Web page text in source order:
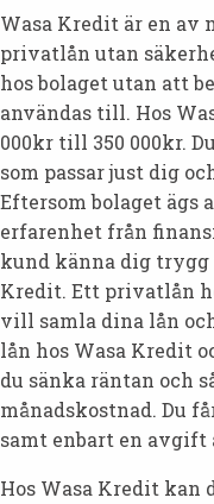
Wasa Kredit är en av
privatlån utan
hos bolaget utan att
användas till. Hos
000kr till 350 000kr.
som passar just dig
Eftersom bolaget ägs
erfarenhet från
kund känna dig trygg
Kredit. Ett privatlån
vill samla dina lån
lån hos Wasa Kredit
du sänka räntan och
månadskostnad. Du
samt enbart en avgift
Hos Wasa Kredit